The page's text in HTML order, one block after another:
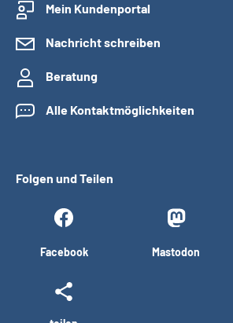
Mein Kundenportal
Mein Kundenportal
Nachricht schreiben
Beratung
Alle Kontaktmöglichkeiten
Folgen und Teilen
Facebook Mastodon